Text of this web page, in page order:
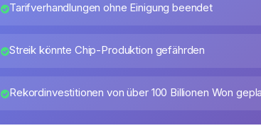
Tarifverhandlungen ohne Einigung beendet
Streik könnte Chip-Produktion gefährden
Rekordinvestitionen von über 100 Billionen Won